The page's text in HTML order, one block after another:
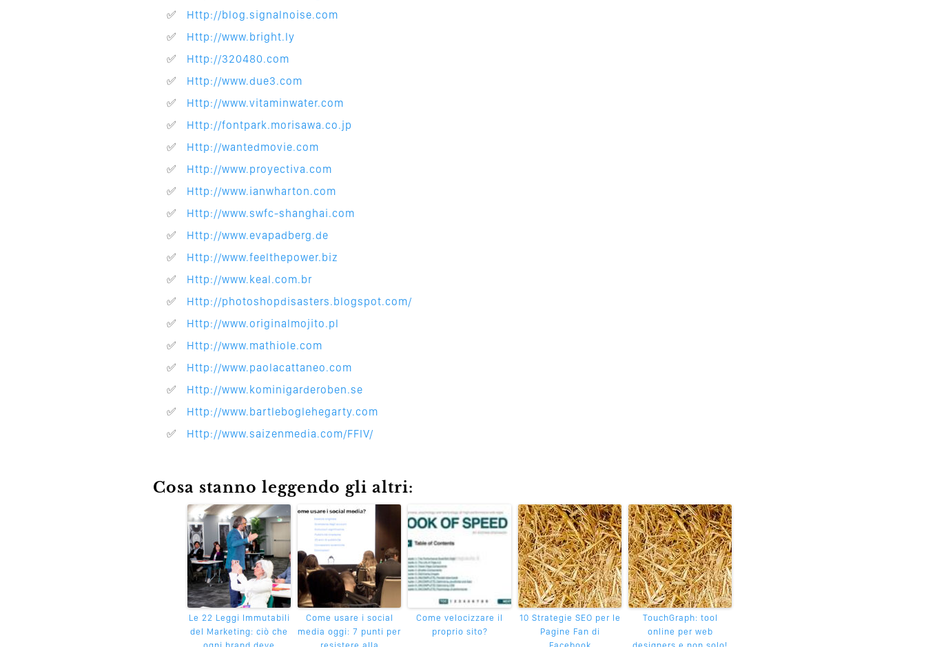
http://blog.signalnoise.com
http://www.bright.ly
http://320480.com
http://www.due3.com
http://www.vitaminwater.com
http://fontpark.morisawa.co.jp
http://wantedmovie.com
http://www.proyectiva.com
http://www.ianwharton.com
http://www.swfc-shanghai.com
http://www.evapadberg.de
http://www.feelthepower.biz
http://www.keal.com.br
http://photoshopdisasters.blogspot.com/
http://www.originalmojito.pl
http://www.mathiole.com
http://www.paolacattaneo.com
http://www.kominigarderoben.se
http://www.bartleboglehegarty.com
http://www.saizenmedia.com/FFIV/
Cosa stanno leggendo gli altri:
Le 22 Leggi Immutabili
del Marketing: ciò che
ogni brand deve
Come usare i social
media oggi: 7 punti per
resistere alla
Come velocizzare il
proprio sito?
10 Strategie SEO per le
Pagine Fan di
Facebook
TouchGraph: tool
online per web
designers e non solo!